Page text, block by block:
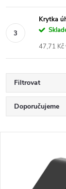
Krytka
47,71 Kč
Filtrovat
Ř
a
Doporučujeme
Nejprodávanější
Abecedně